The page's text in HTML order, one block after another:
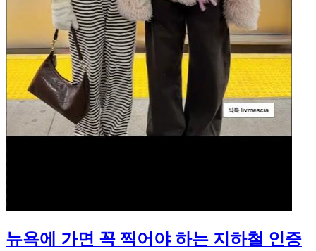
뉴욕에 가면 꼭 찍어야 하는 지하철 인증